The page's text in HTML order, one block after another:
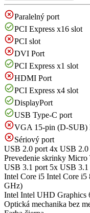
Paralelný port
PCI Express x16 slot
PCI slot
DVI Port
PCI Express x1 slot
HDMI Port
PCI Express x4 slot
DisplayPort
USB Type-C port
VGA 15-pin (D-SUB)
Sériový port
USB 2.0 port 4x USB 2.0
Prevedenie skrinky Micro
USB 3.1 port 5x USB 3.1
Intel Core i5 Intel Core i5
GHz)
Intel Intel UHD Graphics
Optická mechanika bez